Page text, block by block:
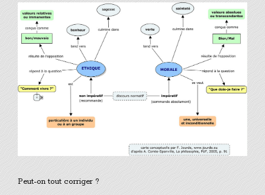
View
Larger
Image
Peut-on tout corriger ?